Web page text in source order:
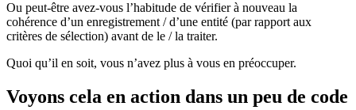
Ou peut-être avez-vous l’habitude de vérifier à nouveau la
cohérence d’un enregistrement / d’une entité (par rapport aux
critères de sélection) avant de le / la traiter.
Quoi qu’il en soit, vous n’avez plus à vous en préoccuper.
Voyons cela en action dans un peu de code